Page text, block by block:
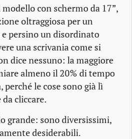
con schermo da 17”,
oltraggiosa per un
persino un disordinato
una scrivania come si
dice nessuno: la maggiore
almeno il 20% di tempo
perché le cose sono già lì
cliccare.
grande: sono diversissimi,
desiderabili.